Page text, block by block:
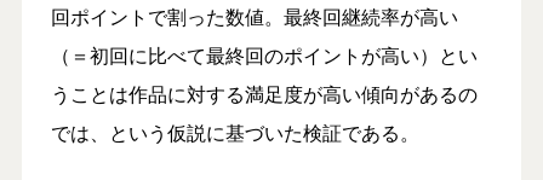
回ポイントで割った数値。最終回継続率が高い
（＝初回に比べて最終回のポイントが高い）とい
うことは作品に対する満足度が高い傾向があるの
では、という仮説に基づいた検証である。